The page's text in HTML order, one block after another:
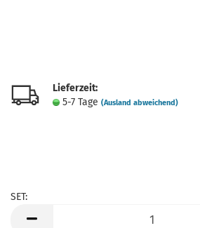
Lieferzeit:
5-7 Tage (Ausland abweichend)
SET: